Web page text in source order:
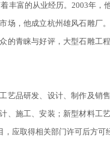
丰富的从业经历。2003年，
场，他成立杭州雄风石雕厂
的青睐与好评，大型石雕工
艺品研发、设计、制作及销
施工、安装；新型材料工
应取得相关部门许可后方可